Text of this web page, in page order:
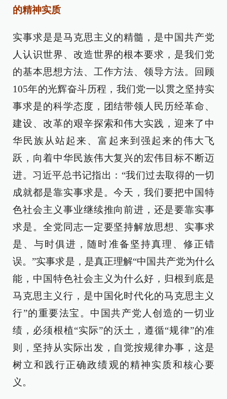
的精神实质
实事求是是马克思主义的精髓，是中国共产党
人认识世界、改造世界的根本要求，是我们党
的基本思想方法、工作方法、领导方法。回顾
105年的光辉奋斗历程，我们党一以贯之坚持实
事求是的科学态度，团结带领人民历经革命、
建设、改革的艰辛探索和伟大实践，迎来了中
华民族从站起来、富起来到强起来的伟大飞
跃，向着中华民族伟大复兴的宏伟目标不断迈
进。习近平总书记指出：“我们过去取得的一切
成就都是靠实事求是。今天，我们要把中国特
色社会主义事业继续推向前进，还是要靠实事
求是。全党同志一定要坚持解放思想、实事求
是、与时俱进，随时准备坚持真理、修正错
误。”实事求是，是真正理解“中国共产党为什么
能，中国特色社会主义为什么好，归根到底是
马克思主义行，是中国化时代化的马克思主义
行”的重要法宝。中国共产党人创造的一切业
绩，必须根植“实际”的沃土，遵循“规律”的准
则，坚持从实际出发，自觉按规律办事，这是
树立和践行正确政绩观的精神实质和核心要
义。